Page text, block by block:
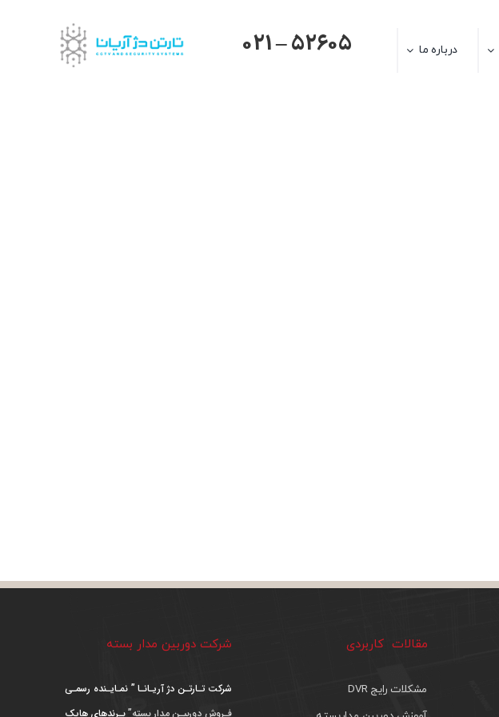
درباره ما 021 – 52605
مقالات کاربردی
مشکلات رایج DVR
شرکت دوربین مدار بسته
شرکت تـارتـن دژ آریـانـا ” نمـایـنده رسمـی
فـروش دوربیـن مدار بسته”بـرندهای هایک